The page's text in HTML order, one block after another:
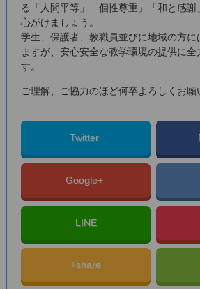
る「人間平等」「個性尊重」「和と感
心がけましょう。
学生、保護者、教職員並びに地域の方に
ますが、安心安全な教学環境の提供に全
す。
ご理解、ご協力のほど何卒よろしくお願
Twitter
Google+
LINE
+share